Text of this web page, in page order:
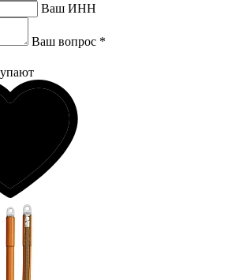
Ваш ИНН
Ваш вопрос *